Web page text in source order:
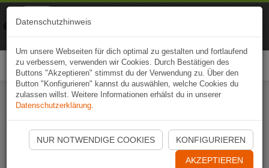
Naviki App jetzt öffnen
Datenschutzhinweis
Um unsere Webseiten für dich optimal zu gestalten und fortlaufend
zu verbessern, verwenden wir Cookies. Durch Bestätigen des
Buttons "Akzeptieren" stimmst du der Verwendung zu. Über den
Button "Konfigurieren" kannst du auswählen, welche Cookies du
zulassen willst. Weitere Informationen erhälst du in unserer
Datenschutzerklärung.
NUR NOTWENDIGE COOKIES KONFIGURIEREN
AKZEPTIEREN
Naviki